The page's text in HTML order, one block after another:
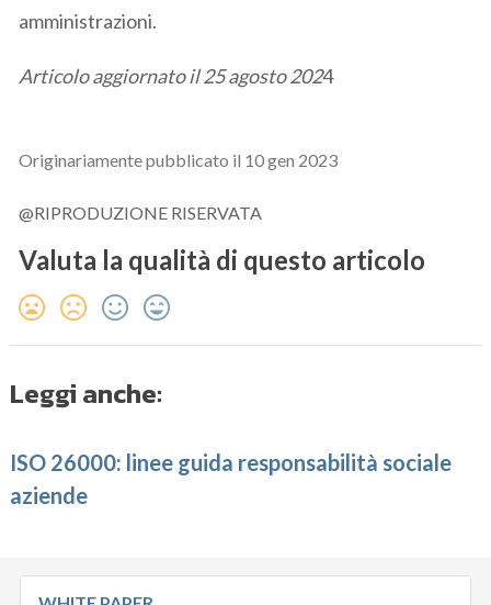
amministrazioni.
Articolo aggiornato il 25 agosto 2024
Originariamente pubblicato il 10 gen 2023
@RIPRODUZIONE RISERVATA
Valuta la qualità di questo articolo
Leggi anche:
ISO 26000: linee guida responsabilità sociale
aziende